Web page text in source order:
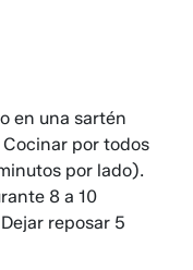
en una sartén
por todos
por lado).
8 a 10
reposar 5